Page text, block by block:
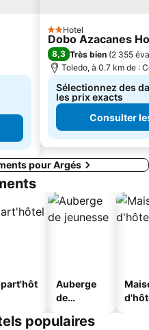
2 Étoiles
Hotel
Dobo Azacanes
8,3 Très bien (2 355
Toledo, à 0.7 km de :
Sélectionnez des
les prix exacts
Consulter
pour Argés
Auberge
de
populaires